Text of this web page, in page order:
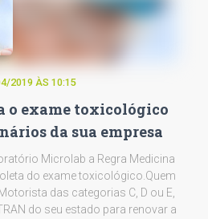
2019 ÀS 10:15
o exame toxicológico
da sua empresa
Microlab a Regra Medicina
do exame toxicológico.Quem
das categorias C, D ou E,
do seu estado para renovar a